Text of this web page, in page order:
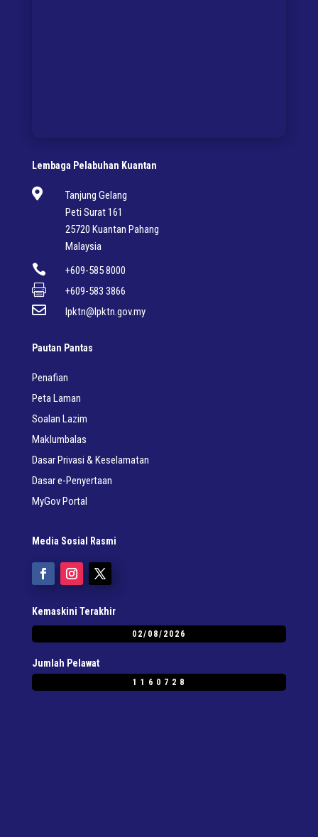
Lembaga Pelabuhan Kuantan

Tanjung Gelang
Peti Surat 161
25720 Kuantan Pahang
Malaysia
 +609-585 8000
 +609-583 3866
 lpktn@lpktn.gov.my
Pautan Pantas
Penafian
Peta Laman
Soalan Lazim
Maklumbalas
Dasar Privasi & Keselamatan
Dasar e-Penyertaan
MyGov Portal
Media Sosial Rasmi
Kemaskini Terakhir
02/08/2026
Jumlah Pelawat
1160728